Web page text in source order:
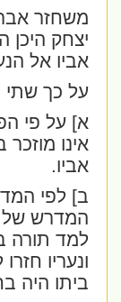
משחזר
יצחק היכן
אביו אל
על כך שתי
א] על פי
אינו מוזכר
אביו.
ב] לפי
המדרש של
למד תורה
ונעריו
ביתו היה